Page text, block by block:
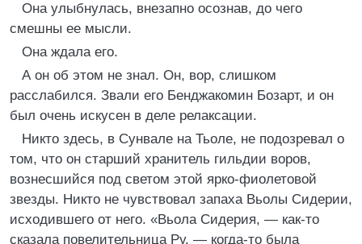
Она улыбнулась, внезапно осознав, до чего
смешны ее мысли.
Она ждала его.
А он об этом не знал. Он, вор, слишком
расслабился. Звали его Бенджакомин Бозарт, и он
был очень искусен в деле релаксации.
Никто здесь, в Сунвале на Тьоле, не подозревал о
том, что он старший хранитель гильдии воров,
вознесшийся под светом этой ярко-фиолетовой
звезды. Никто не чувствовал запаха Вьолы Сидерии,
исходившего от него. «Вьола Сидерия, — как-то
сказала повелительница Ру, — когда-то была